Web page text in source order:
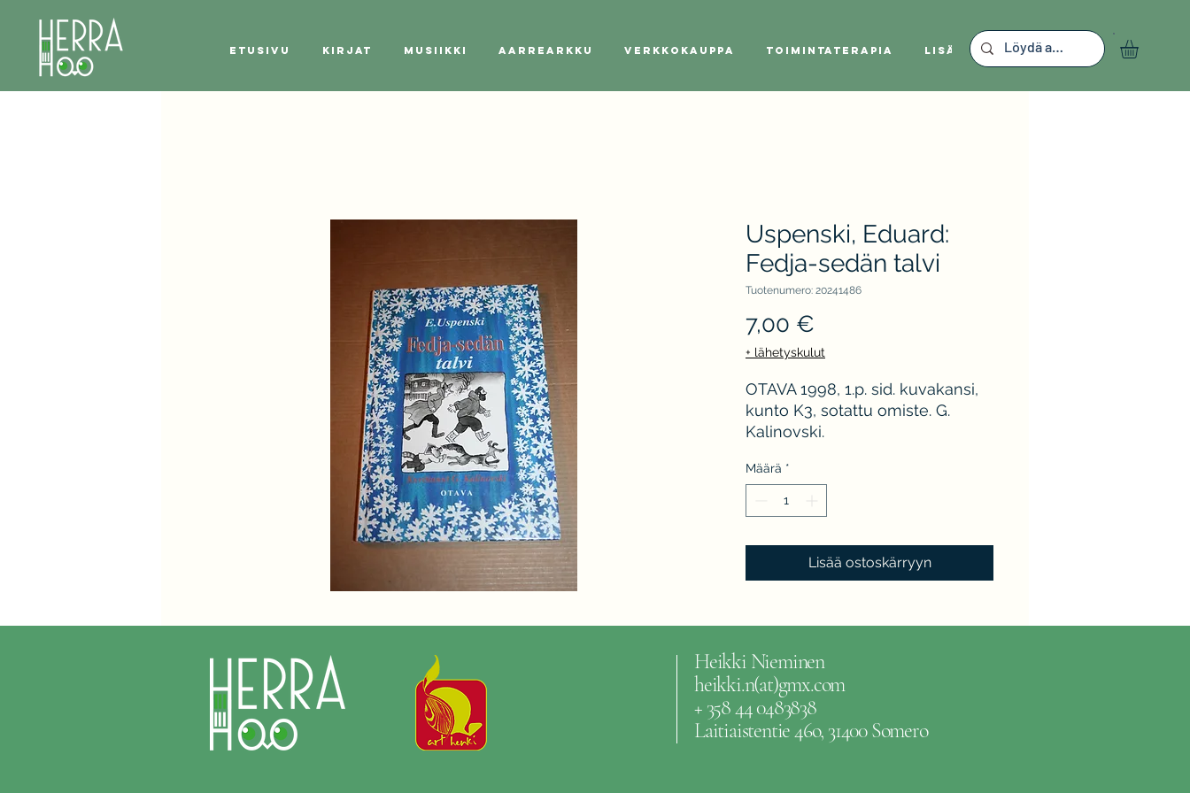
Etusivu Kirjat Musiikki Aarrearkku Verkkokauppa Toimintaterapia Lisää
Uspenski, Eduard:
Fedja-sedän talvi
Tuotenumero: 20241486
7,00 €
+ lähetyskulut
OTAVA 1998, 1.p. sid. kuvakansi,
kunto K3, sotattu omiste. G.
Kalinovski.
Määrä *
Lisää ostoskärryyn
Heikki Nieminen
heikki.n(at)gmx.com
+ 358 44 0483838
Laitiaistentie 46o, 31400 Somero